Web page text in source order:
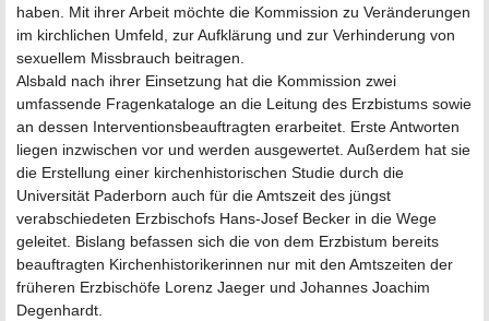
haben. Mit ihrer Arbeit möchte die Kommission zu Veränderungen
im kirchlichen Umfeld, zur Aufklärung und zur Verhinderung von
sexuellem Missbrauch beitragen.
Alsbald nach ihrer Einsetzung hat die Kommission zwei
umfassende Fragenkataloge an die Leitung des Erzbistums sowie
an dessen Interventionsbeauftragten erarbeitet. Erste Antworten
liegen inzwischen vor und werden ausgewertet. Außerdem hat sie
die Erstellung einer kirchenhistorischen Studie durch die
Universität Paderborn auch für die Amtszeit des jüngst
verabschiedeten Erzbischofs Hans-Josef Becker in die Wege
geleitet. Bislang befassen sich die von dem Erzbistum bereits
beauftragten Kirchenhistorikerinnen nur mit den Amtszeiten der
früheren Erzbischöfe Lorenz Jaeger und Johannes Joachim
Degenhardt.